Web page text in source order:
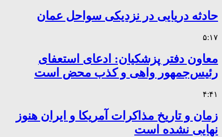
حادثه دریایی در نزدیکی سواحل عمان
۵:۱۷
معاون دفتر پزشکیان: ادعای استعفای
رئیس‌جمهور واهی و کذب محض است
۴:۴۱
زمان و تاریخ مذاکرات آمریکا و ایران هنوز
نهایی نشده است